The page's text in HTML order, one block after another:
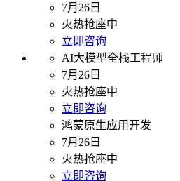
7月26日
火热抢座中
立即咨询
AI大模型全栈工程师
7月26日
火热抢座中
立即咨询
鸿蒙原生应用开发
7月26日
火热抢座中
立即咨询